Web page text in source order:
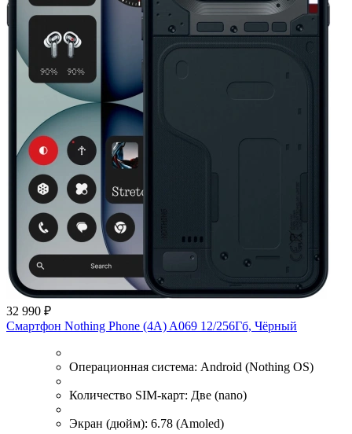
32 990 ₽
Смартфон Nothing Phone (4A) A069 12/256Гб, Чёрный
Операционная система: Android (Nothing OS)
Количество SIM-карт: Две (nano)
Экран (дюйм): 6.78 (Amoled)